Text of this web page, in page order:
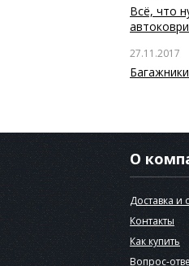
Всё, что
27.11.2017
О
Доставка и
Контакты
Как купить
Вопрос-